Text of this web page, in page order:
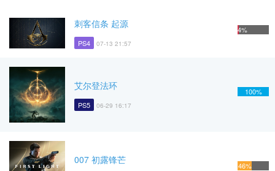
刺客信条 起源
PS4 07-13 21:57
4%
艾尔登法环
PS5 06-29 16:17
100%
007 初露锋芒 46%